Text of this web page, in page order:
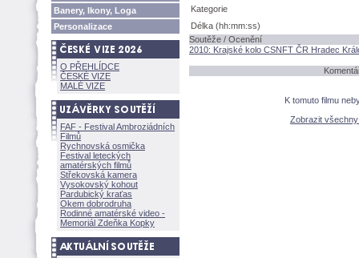
Banery, Ikony, Loga
Personalizace
O PŘEHLÍDCE
ČESKÉ VIZE
MALÉ VIZE
FAF - Festival Ambroziádních
Filmů
Rychnovská osmička
Festival leteckých
amatérských filmů
Střekovská kamera
Vysokovský kohout
Pardubický kraťas
Okem dobrodruha
Rodinné amatérské video -
Memoriál Zdeňka Kopky
Kategorie
Délka (hh:mm:ss)
Soutěže / Ocenění
2010: Krajské kolo CSNFT ČR Hradec
K tomuto filmu
Zobrazit